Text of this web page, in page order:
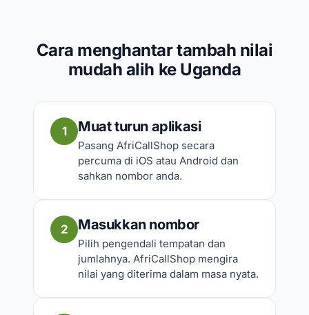
Cara menghantar tambah nilai
mudah alih ke Uganda
1 Muat turun aplikasi
Pasang AfriCallShop secara
percuma di iOS atau Android dan
sahkan nombor anda.
2 Masukkan nombor
Pilih pengendali tempatan dan
jumlahnya. AfriCallShop mengira
nilai yang diterima dalam masa nyata.